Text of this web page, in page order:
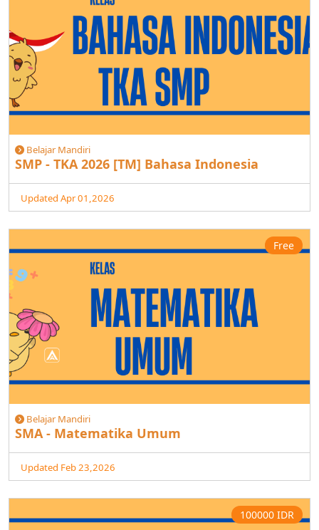
Belajar Mandiri
SMP - TKA 2026 [TM] Bahasa Indonesia
Updated Apr 01,2026
Free
Belajar Mandiri
SMA - Matematika Umum
Updated Feb 23,2026
100000 IDR